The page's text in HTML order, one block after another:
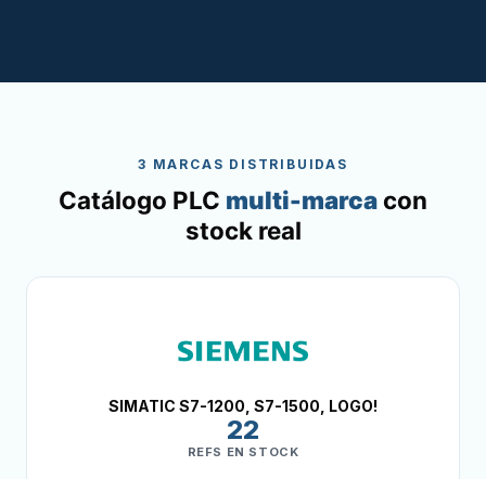
3 MARCAS DISTRIBUIDAS
Catálogo PLC multi-marca con
stock real
SIMATIC S7-1200, S7-1500, LOGO!
22
REFS EN STOCK